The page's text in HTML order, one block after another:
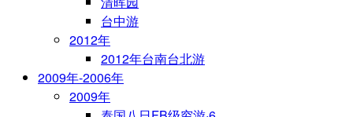
台中游
2012年
2012年台南台北游
2009年-2006年
2009年